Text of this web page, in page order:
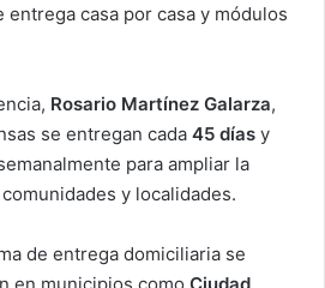
entrega casa por casa y módulos
Rosario Martínez Galarza,
se entregan cada 45 días y
para ampliar la
y localidades.
de entrega domiciliaria se